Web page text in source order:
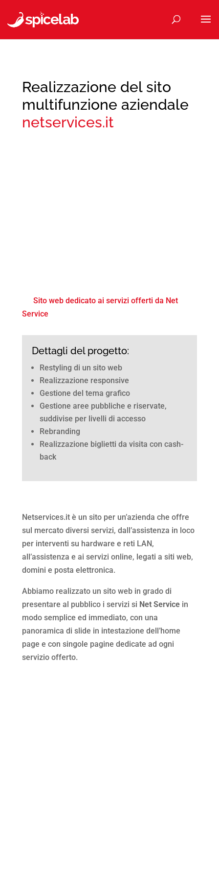
Realizzazione del sito
multifunzione aziendale
netservices.it
Sito web dedicato ai servizi offerti da Net
Service
Dettagli del progetto:
Restyling di un sito web
Realizzazione responsive
Gestione del tema grafico
Gestione aree pubbliche e riservate,
suddivise per livelli di accesso
Rebranding
Realizzazione biglietti da visita con cash-
back
Netservices.it è un sito per un’azienda che offre
sul mercato diversi servizi, dall’assistenza in loco
per interventi su hardware e reti LAN,
all’assistenza e ai servizi online, legati a siti web,
domini e posta elettronica.
Abbiamo realizzato un sito web in grado di
presentare al pubblico i servizi si Net Servicein
modo semplice ed immediato, con una
panoramica di slide in intestazione dell’home
page e con singole pagine dedicate ad ogni
servizio offerto.